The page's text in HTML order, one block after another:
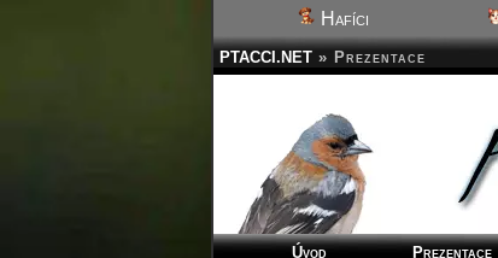
Hafíci
PTACCI.NET » Prezentace
Úvod Prezentace